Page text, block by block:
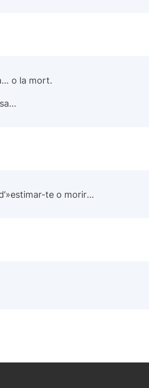
o la mort.
estimar-te o morir…